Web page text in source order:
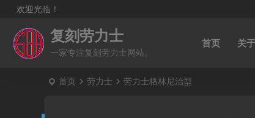
欢迎光临！
复刻劳力士
一家专注复刻劳力士网站。
首页 关
首页 劳力士 劳力士格林尼治型